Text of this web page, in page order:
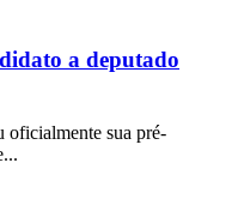
a deputado
sua pré-